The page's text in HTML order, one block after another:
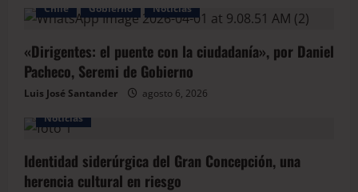
Chile Gobierno Noticias
«Dirigentes: el puente con la ciudadanía», por Daniel
Pacheco, Seremi de Gobierno
Luis José Santander
agosto 6, 2026
Noticias
Identidad siderúrgica del Gran Concepción, una
herencia cultural en riesgo